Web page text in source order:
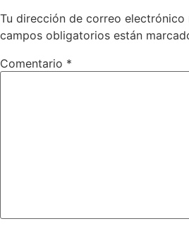
Tu dirección de correo electrónico
campos obligatorios están
Comentario *